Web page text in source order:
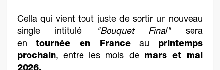
Cella qui vient tout juste de sortir un nouveau
single intitulé
"Bouquet Final"sera
en tournée en France au printemps
prochain, entre les mois de mars et mai